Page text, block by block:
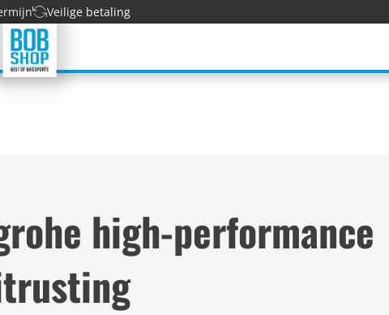
Veilige betaling
high-performance